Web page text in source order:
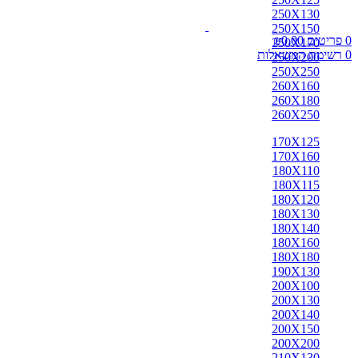
0 פריטים ₪0.00
0 רשימת המשאלות
250X130
250X150
250X170
250X200
250X250
260X160
260X180
260X250
170X125
170X160
180X110
180X115
180X120
180X130
180X140
180X160
180X180
190X130
200X100
200X130
200X140
200X150
200X200
אבאדה
אובוסון
אוזבקי
איספהאן
אנגלי
אפגן
ארדביל
באלוצי
בחטיאר
ביג'אר
בירגאנד
בלגי
ברבר
ג'יג'ים
גאבה
גבה
גוש'אגן
גושאגאן
דורוחש
האגלו
הודי
הולביין
הריז